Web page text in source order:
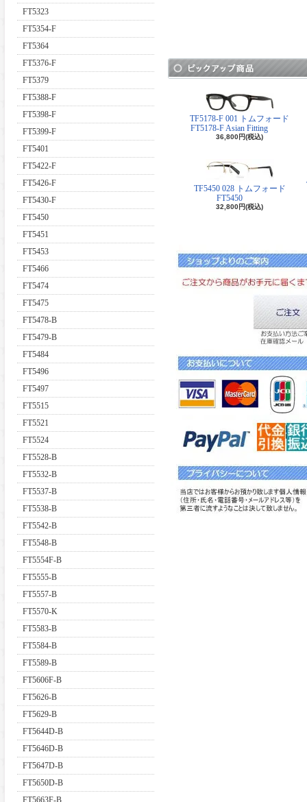
FT5323
FT5354-F
FT5364
FT5376-F
FT5379
FT5388-F
FT5398-F
FT5399-F
FT5401
FT5422-F
FT5426-F
FT5430-F
FT5450
FT5451
FT5453
FT5466
FT5474
FT5475
FT5478-B
FT5479-B
FT5484
FT5496
FT5497
FT5515
FT5521
FT5524
FT5528-B
FT5532-B
FT5537-B
FT5538-B
FT5542-B
FT5548-B
FT5554F-B
FT5555-B
FT5557-B
FT5570-K
FT5583-B
FT5584-B
FT5589-B
FT5606F-B
FT5626-B
FT5629-B
FT5644D-B
FT5646D-B
FT5647D-B
FT5650D-B
FT5663F-B
TF5178-F 001 トムフォード
FT5178-F Asian Fitting
36,800円(税込)
TF5450 028 トムフォード
FT5450
32,800円(税込)